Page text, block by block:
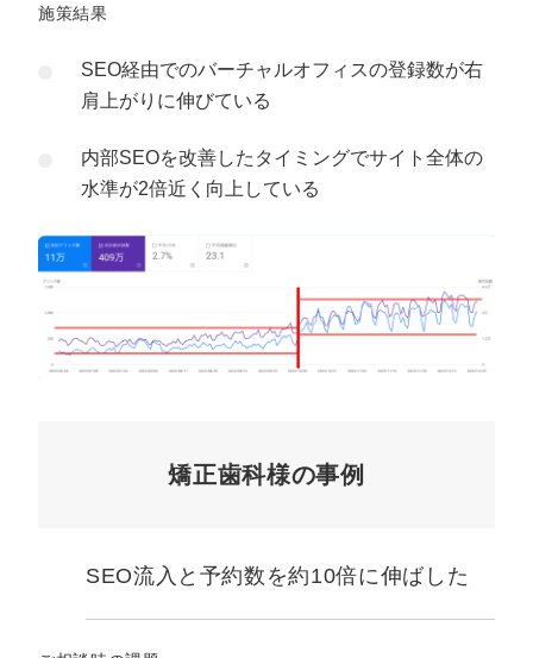
施策結果
SEO経由でのバーチャルオフィスの登録数が右
肩上がりに伸びている
内部SEOを改善したタイミングでサイト全体の
水準が2倍近く向上している
矯正歯科様の事例
SEO流入と予約数を約10倍に伸ばした